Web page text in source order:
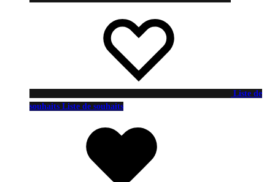
Liste de
souhaits Liste de souhaits